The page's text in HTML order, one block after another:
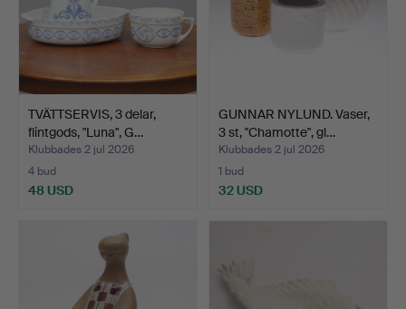
TVÄTTSERVIS, 3 delar,
flintgods, "Luna", G…
Klubbades 2 jul 2026
4 bud
48 USD
GUNNAR NYLUND. Vaser,
3 st, "Chamotte", gl…
Klubbades 2 jul 2026
1 bud
32 USD